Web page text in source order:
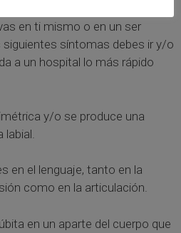
en ti mismo o en un ser
síntomas debes ir y/o
a un hospital lo más rápido
y/o se produce una
en el lenguaje, tanto en la
como en la articulación.
en un aparte del cuerpo que